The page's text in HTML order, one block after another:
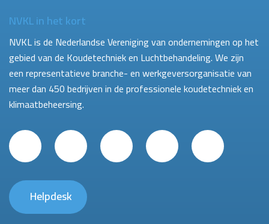
NVKL in het kort
NVKL is de Nederlandse Vereniging van ondernemingen op het
gebied van de Koudetechniek en Luchtbehandeling. We zijn
een representatieve branche- en werkgeversorganisatie van
meer dan 450 bedrijven in de professionele koudetechniek en
klimaatbeheersing.
Helpdesk